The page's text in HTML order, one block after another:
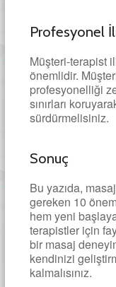
Profesyonel
Müşteri-terapist
önemlidir.
profesyonelliği
sınırları
sürdürmelisiniz.
Sonuç
Bu yazıda,
gereken 10
hem yeni
terapistler için
bir masaj
kendinizi
kalmalısınız.